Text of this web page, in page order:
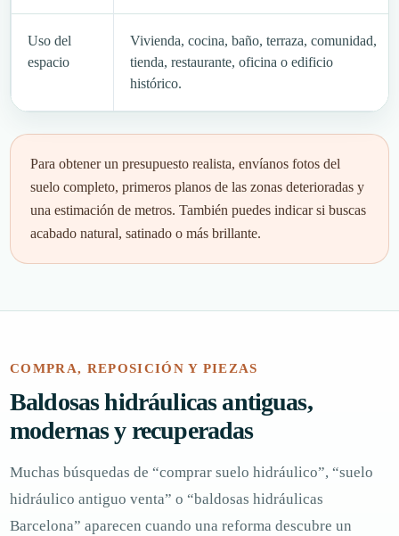
Uso del
espacio
Vivienda, cocina, baño, terraza, comunidad,
tienda, restaurante, oficina o edificio
histórico.
Para obtener un presupuesto realista, envíanos fotos del
suelo completo, primeros planos de las zonas deterioradas y
una estimación de metros. También puedes indicar si buscas
acabado natural, satinado o más brillante.
COMPRA, REPOSICIÓN Y PIEZAS
Baldosas hidráulicas antiguas,
modernas y recuperadas
Muchas búsquedas de “comprar suelo hidráulico”, “suelo
hidráulico antiguo venta” o “baldosas hidráulicas
Barcelona” aparecen cuando una reforma descubre un